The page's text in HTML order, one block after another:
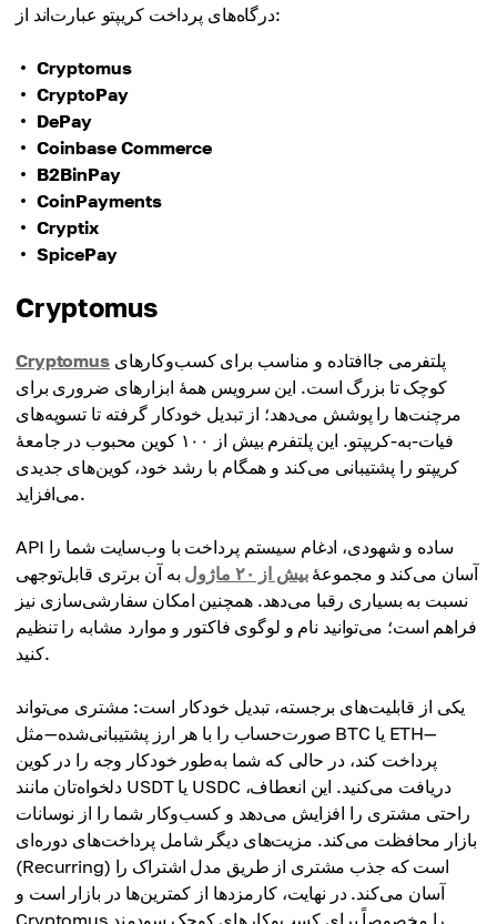
درگاه‌های پرداخت کریپتو عبارت‌اند از:
Cryptomus
CryptoPay
DePay
Coinbase Commerce
B2BinPay
CoinPayments
Cryptix
SpicePay
Cryptomus
Cryptomusپلتفرمی جاافتاده و مناسب برای کسب‌وکارهای
کوچک تا بزرگ است. این سرویس همهٔ ابزارهای ضروری برای
مرچنت‌ها را پوشش می‌دهد؛ از تبدیل خودکار گرفته تا تسویه‌های
فیات-به-کریپتو. این پلتفرم بیش از ۱۰۰ کوین محبوب در جامعهٔ
کریپتو را پشتیبانی می‌کند و همگام با رشد خود، کوین‌های جدیدی
می‌افزاید.
API ساده و شهودی، ادغام سیستم پرداخت با وب‌سایت شما را
آسان می‌کند و مجموعهٔبیش از ۲۰ ماژول
به آن برتری قابل‌توجهی
نسبت به بسیاری رقبا می‌دهد. همچنین امکان سفارشی‌سازی نیز
فراهم است؛ می‌توانید نام و لوگوی فاکتور و موارد مشابه را تنظیم
کنید.
یکی از قابلیت‌های برجسته، تبدیل خودکار است: مشتری می‌تواند
صورت‌حساب را با هر ارز پشتیبانی‌شده—مثل BTC یا ETH—
پرداخت کند، در حالی که شما به‌طور خودکار وجه را در کوین
دلخواه‌تان مانند USDT یا USDC دریافت می‌کنید. این انعطاف،
راحتی مشتری را افزایش می‌دهد و کسب‌وکار شما را از نوسانات
بازار محافظت می‌کند. مزیت‌های دیگر شامل پرداخت‌های دوره‌ای
(Recurring) است که جذب مشتری از طریق مدل اشتراک را
آسان می‌کند. در نهایت، کارمزدها از کمترین‌ها در بازار است و
Cryptomus را مخصوصاً برای کسب‌وکارهای کوچک سودمند